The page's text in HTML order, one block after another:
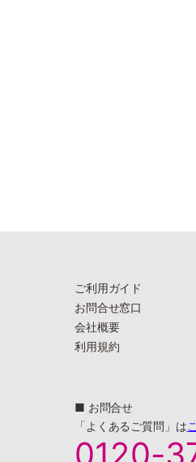
ご利用ガイド
お問合せ窓口
会社概要
利用規約
■ お問合せ
「よくあるご質問」は